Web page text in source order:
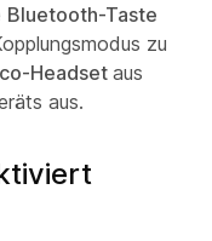
Bluetooth-Taste
zu
Headset aus
aus.